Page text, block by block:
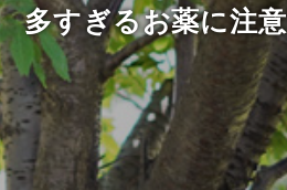
多すぎるお薬に注意